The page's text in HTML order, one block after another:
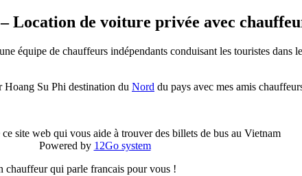
Location de voiture privée avec
équipe de chauffeurs indépendants conduisant les touristes dans
Su Phi destination du Nord du pays avec mes amis
site web qui vous aide à trouver des billets de bus au Vietnam
Powered by 12Go system
chauffeur qui parle francais pour vous !